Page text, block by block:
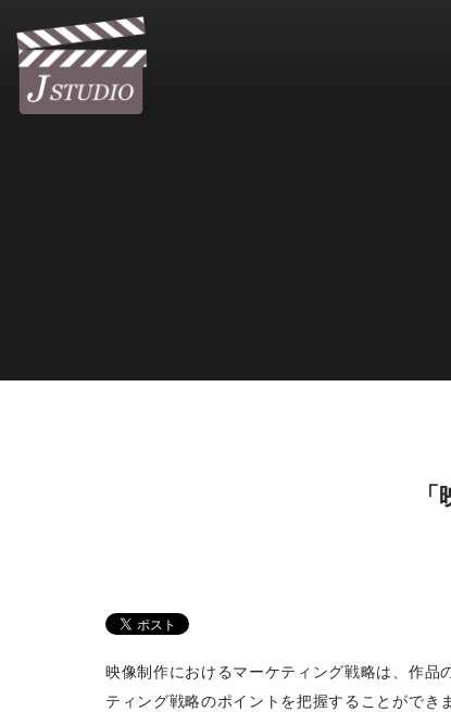
映像制作におけるマーケティング戦略は、作品
ティング戦略のポイントを把握することができ